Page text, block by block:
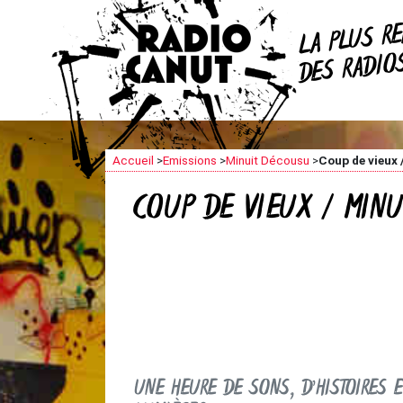
LA PLUS
DES
Accueil >Emissions >Minuit Décousu >Coup de
COUP DE VIEUX /
UNE HEURE DE SONS, D’HISTOIRES